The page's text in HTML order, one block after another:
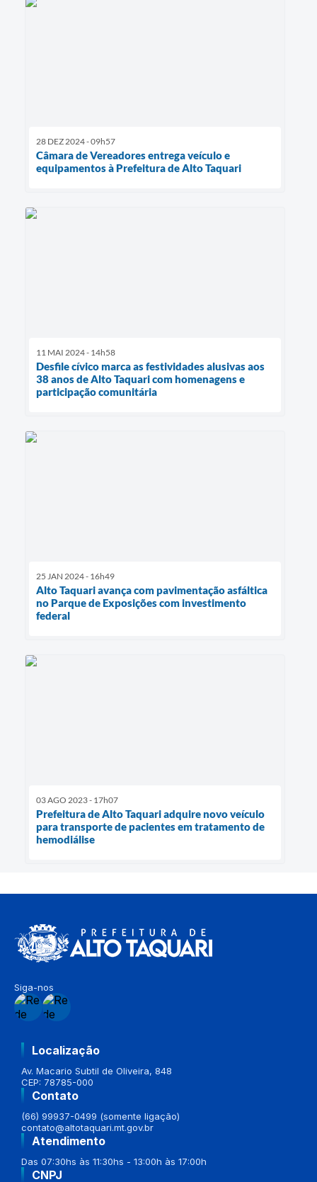
28 DEZ 2024 - 09h57
Câmara de Vereadores entrega veículo e
equipamentos à Prefeitura de Alto Taquari
11 MAI 2024 - 14h58
Desfile cívico marca as festividades alusivas aos
38 anos de Alto Taquari com homenagens e
participação comunitária
25 JAN 2024 - 16h49
Alto Taquari avança com pavimentação asfáltica
no Parque de Exposições com investimento
federal
03 AGO 2023 - 17h07
Prefeitura de Alto Taquari adquire novo veículo
para transporte de pacientes em tratamento de
hemodiálise
Siga-nos
Localização
Av. Macario Subtil de Oliveira, 848
CEP: 78785-000
Contato
(66) 99937-0499 (somente ligação)
contato@altotaquari.mt.gov.br
Atendimento
Das 07:30hs às 11:30hs - 13:00h às 17:00h
CNPJ